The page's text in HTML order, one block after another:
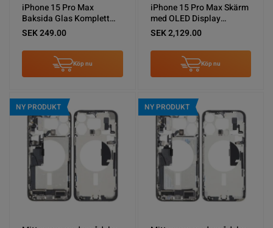
iPhone 15 Pro Max
Baksida Glas Komplett
OEM - Naturlig Titan
SEK 249.00
Köp nu
iPhone 15 Pro Max Skärm
med OLED Display
Original
SEK 2,129.00
Köp nu
NY PRODUKT NY PRODUKT